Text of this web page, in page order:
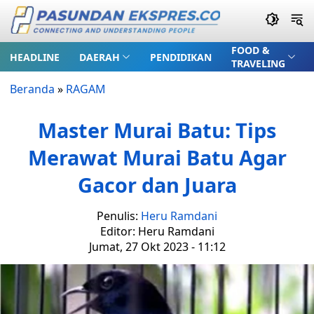
HEADLINE DAERAH PENDIDIKAN
FOOD &
TRAVELING
Beranda » RAGAM
Master Murai Batu: Tips
Merawat Murai Batu Agar
Gacor dan Juara
Penulis: Heru Ramdani
Editor: Heru Ramdani
Jumat, 27 Okt 2023 - 11:12